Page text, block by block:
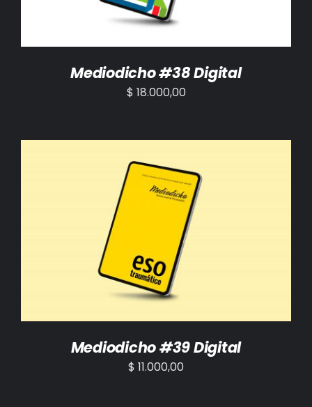
Mediodicho #38 Digital
$ 18.000,00
AÑADIR AL CARRITO /
Mediodicho #39 Digital
$ 11.000,00